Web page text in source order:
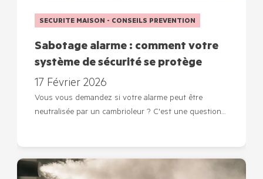
SECURITE MAISON - CONSEILS PREVENTION
Sabotage alarme : comment votre
système de sécurité se protège
17 Février 2026
Vous vous demandez si votre alarme peut être
neutralisée par un cambrioleur ? C'est une question…